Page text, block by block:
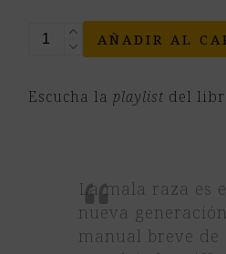
La
cantidad
AÑADIR AL
Escucha la playlist del
La mala raza es
nueva
manual breve de